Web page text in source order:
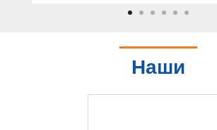
Наши